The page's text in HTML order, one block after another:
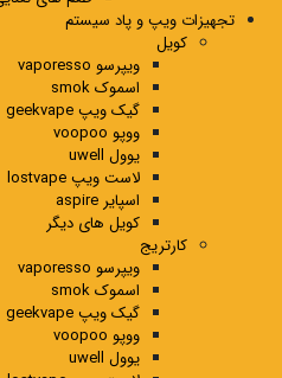
تجهیزات ویپ و پاد سیستم
کویل
ویپرسو vaporesso
اسموک smok
گیک ویپ geekvape
ووپو voopoo
یوول uwell
لاست ویپ lostvape
اسپایر aspire
کویل های دیگر
کارتریج
ویپرسو vaporesso
اسموک smok
گیک ویپ geekvape
ووپو voopoo
یوول uwell